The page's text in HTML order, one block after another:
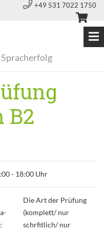
+49 531 7022 1750
B2
- 18:00 Uhr
Die Art der Prüfung
(komplett/ nur
schrfitlich/ nur